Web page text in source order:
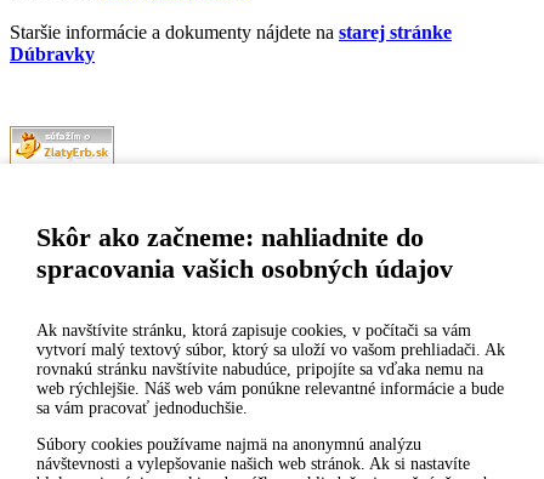
Skôr ako začneme: nahliadnite do
spracovania vašich osobných údajov
Ak navštívite stránku, ktorá zapisuje cookies, v počítači sa vám
vytvorí malý textový súbor, ktorý sa uloží vo vašom prehliadači. Ak
rovnakú stránku navštívite nabudúce, pripojíte sa vďaka nemu na
web rýchlejšie. Náš web vám ponúkne relevantné informácie a bude
sa vám pracovať jednoduchšie.
Súbory cookies používame najmä na anonymnú analýzu
návštevnosti a vylepšovanie našich web stránok. Ak si nastavíte
Staršie informácie a dokumenty nájdete na starej stránke
Dúbravky
MESTSKÁ ČASŤ BRATISLAVA-DÚBRAVKA
IČO: 00603406
DIČ: 2020919120
Bankové spojenie: